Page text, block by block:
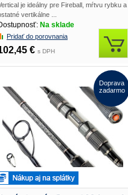
je ideálny pre Fireball, mŕtvu rybku a
vertikálne ...
Na sklade
Pridať do porovnania
€ s DPH
Doprava
zadarmo